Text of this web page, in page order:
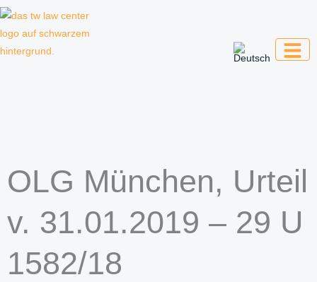
Zum
OLG München, Urteil
v. 31.01.2019 – 29 U
1582/18